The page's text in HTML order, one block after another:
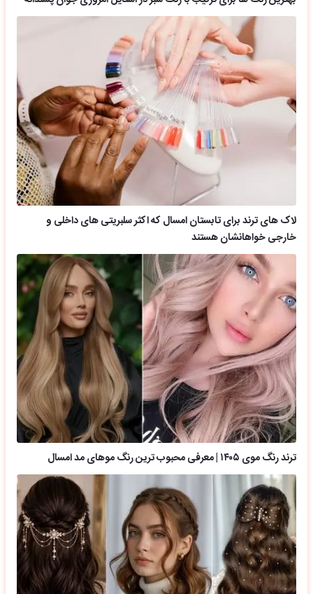
لاک های ترند برای تابستان امسال که اکثر سلبریتی های داخلی و
خارجی خواهانشان هستند
ترند رنگ موی ۱۴۰۵ | معرفی محبوب ترین رنگ موهای مد امسال